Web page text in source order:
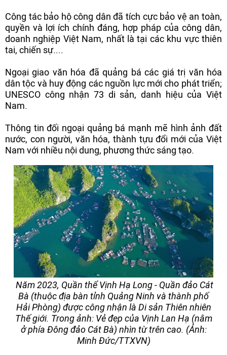
Công tác bảo hộ công dân đã tích cực bảo vệ an toàn,
quyền và lợi ích chính đáng, hợp pháp của công dân,
doanh nghiệp Việt Nam, nhất là tại các khu vực thiên
tai, chiến sự....
Ngoại giao văn hóa đã quảng bá các giá trị văn hóa
dân tộc và huy động các nguồn lực mới cho phát triển;
UNESCO công nhận 73 di sản, danh hiệu của Việt
Nam.
Thông tin đối ngoại quảng bá mạnh mẽ hình ảnh đất
nước, con người, văn hóa, thành tựu đổi mới của Việt
Nam với nhiều nội dung, phương thức sáng tạo.
Năm 2023, Quần thể Vịnh Hạ Long - Quần đảo Cát
Bà (thuộc địa bàn tỉnh Quảng Ninh và thành phố
Hải Phòng) được công nhận là Di sản Thiên nhiên
Thế giới. Trong ảnh: Vẻ đẹp của Vịnh Lan Hạ (nằm
ở phía Đông đảo Cát Bà) nhìn từ trên cao. (Ảnh:
Minh Đức/TTXVN)